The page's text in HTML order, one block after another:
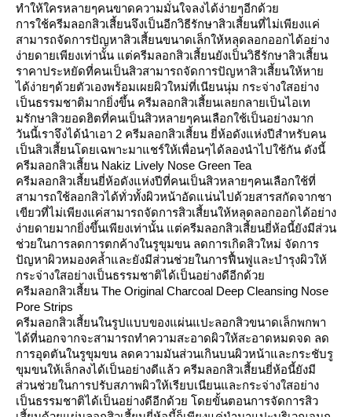
ทำให้ใครหลายๆคนขาดความมั่นใจลงได้ง่ายๆอีกด้วย
การใช้ครีมลอกสิวเสี้ยนจึงเป็นอีกวิธีรักษาสิวเสี้ยนที่ไม่เพียงแค่
สามารถจัดการปัญหาสิวเสี้ยนขนาดเล็กให้หลุดลอกออกได้อย่าง
ง่ายดายเพียงเท่านั้น แต่ครีมลอกสิวเสี้ยนยังเป็นวิธีรักษาสิวเสี้ยน
ราคาประหยัดที่คนเป็นสิวสามารถจัดการปัญหาสิวเสี้ยนให้หาย
ได้ง่ายๆด้วยตัวเองพร้อมเผยผิวใหม่ที่เนียนนุ่ม กระจ่างใสอย่าง
เป็นธรรมชาติมากยิ่งขึ้น ครีมลอกสิวเสี้ยนเลยกลายเป็นไอเท
มรักษาสิวยอดฮิตที่คนเป็นสิวหลายๆคนเลือกใช้เป็นอย่างมาก
วันนี้เราจึงได้นำเอา 2 ครีมลอกสิวเสี้ยน ยี่ห้อดังแห่งปีสำหรับคน
เป็นสิวเสี้ยนโดยเฉพาะมาแชร์ให้เพื่อนๆได้ลองนำไปใช้กัน ดังนี้
ครีมลอกสิวเสี้ยน Nakiz Lively Nose Green Tea
ครีมลอกสิวเสี้ยนยี่ห้อดังแห่งปีที่คนเป็นสิวหลายๆคนเลือกใช้ที่
สามารถใช้ลอกสิวได้ทั่วทั้งผิวหน้าอัดแน่นไปด้วยสารสกัดจากชา
เขียวที่ไม่เพียงแค่สามารถจัดการสิวเสี้ยนให้หลุดลอกออกได้อย่าง
ง่ายดายมากยิ่งขึ้นเพียงเท่านั้น แต่ครีมลอกสิวเสี้ยนยี่ห้อนี้ยังมีส่วน
ช่วยในการลดการตกค้างในรูขุมขน ลดการเกิดสิวใหม่ จัดการ
ปัญหาผิวหมองคล้ำและยังมีส่วนช่วยในการฟื้นฟูและบำรุงผิวให้
กระจ่างใสอย่างเป็นธรรมชาติได้เป็นอย่างดีอีกด้วย
ครีมลอกสิวเสี้ยน The Original Charcoal Deep Cleansing Nose
Pore Strips
ครีมลอกสิวเสี้ยนในรูปแบบของแผ่นแปะลอกสิวขนาดเล็กพกพา
ได้ที่นอกจากจะสามารถทำความสะอาดผิวให้สะอาดหมดจด ลด
การอุดตันในรูขุมขน ลดความมันส่วนเกินบนผิวหน้าและกระชับรู
ขุมขนให้เล็กลงได้เป็นอย่างดีแล้ว ครีมลอกสิวเสี้ยนยี่ห้อนี้ยังมี
ส่วนช่วยในการปรับสภาพผิวให้เรียบเนียนและกระจ่างใสอย่าง
เป็นธรรมชาติได้เป็นอย่างดีอีกด้วย โดยขั้นตอนการจัดการสิว